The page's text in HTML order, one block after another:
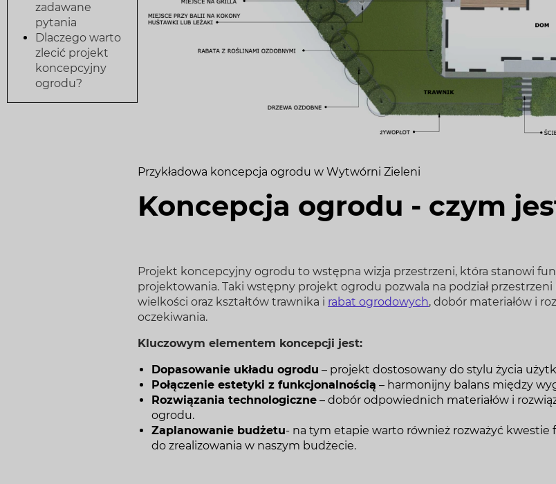
zadawane
pytania
Dlaczego warto
zlecić projekt
koncepcyjny
ogrodu?
Przykładowa koncepcja ogrodu w Wytwórni Zieleni
Koncepcja ogrodu - czym
Projekt koncepcyjny ogrodu to wstępna wizja przestrzeni, która stanowi
projektowania. Taki wstępny projekt ogrodu pozwala na podział
wielkości oraz kształtów trawnika i rabat ogrodowych, dobór materiałów i
oczekiwania.
Kluczowym elementem koncepcji jest:
Dopasowanie układu ogrodu – projekt dostosowany do stylu życia
Połączenie estetyki z funkcjonalnością – harmonijny balans między
Rozwiązania technologiczne – dobór odpowiednich materiałów i
ogrodu.
Zaplanowanie budżetu- na tym etapie warto również rozważyć kwestie
do zrealizowania w naszym budżecie.